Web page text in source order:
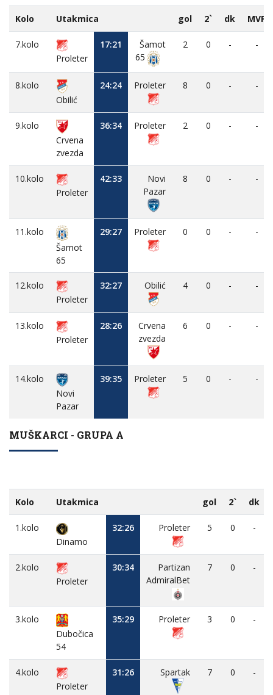
Kolo Utakmica gol 2` dk MVP
7.kolo
Proleter
17:21
Šamot
65
2 0 - -
8.kolo
Obilić
24:24 Proleter 8 0 - -
9.kolo
Crvena
zvezda
36:34 Proleter 2 0 - -
10.kolo
Proleter
42:33
Novi
Pazar
8 0 - -
11.kolo
Šamot
65
29:27 Proleter 0 0 - -
12.kolo
Proleter
32:27 Obilić 4 0 - -
13.kolo
Proleter
28:26
Crvena
zvezda
6 0 - -
14.kolo
Novi
Pazar
39:35 Proleter 5 0 - -
MUŠKARCI - GRUPA A
Kolo Utakmica gol 2` dk
1.kolo
Dinamo
32:26 Proleter 5 0 -
2.kolo
Proleter
30:34
Partizan
AdmiralBet
7 0 -
3.kolo
Dubočica
54
35:29 Proleter 3 0 -
4.kolo
Proleter
31:26 Spartak 7 0 -